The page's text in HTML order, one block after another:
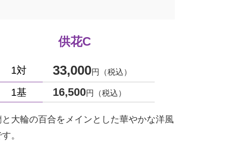
供花C
1対 33,000円（税込）
1基 16,500円（税込）
大輪の百合をメインとした華やかな洋風
。